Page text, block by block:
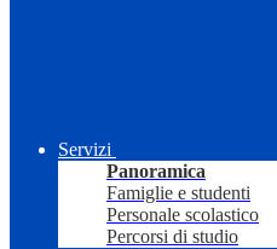
Servizi
Panoramica
Famiglie e studenti
Personale scolastico
Percorsi di studio